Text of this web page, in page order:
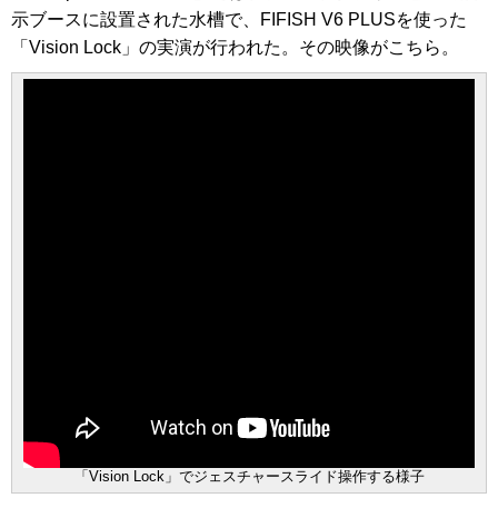
示ブースに設置された水槽で、FIFISH V6 PLUSを使った
「Vision Lock」の実演が行われた。その映像がこちら。
「Vision Lock」でジェスチャースライド操作する様子